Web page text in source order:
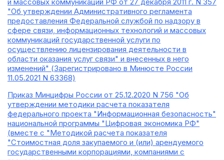
"Об утверждении Административного регламента
предоставления Федеральной службой по надзору в
сфере связи, информационных технологий и массовых
коммуникаций государственной услуги по
осуществлению лицензирования деятельности в
области оказания услуг связи" и внесенных в него
изменений" (Зарегистрировано в Минюсте России
11.05.2021 N 63368)
Приказ Минцифры России от 25.12.2020 N 756 "Об
утверждении методики расчета показателя
федерального проекта "Информационная безопасность"
национальной программы "Цифровая экономика РФ"
(вместе с "Методикой расчета показателя
"Стоимостная доля закупаемого и (или) арендуемого
государственными корпорациями, компаниями с